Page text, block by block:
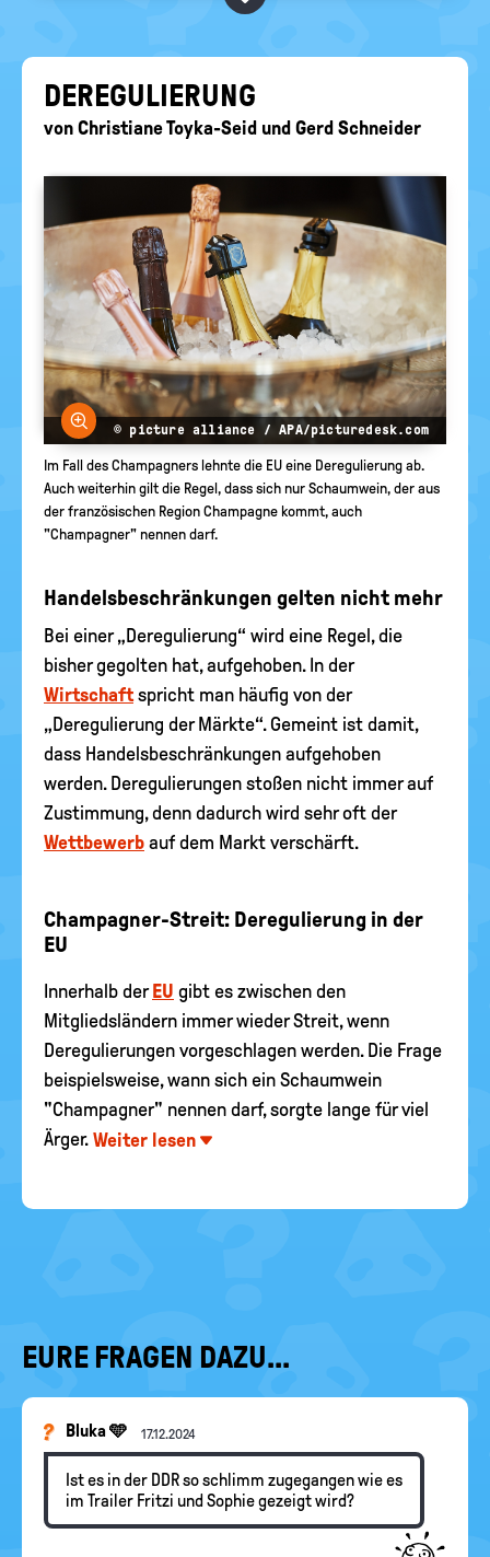
politische
EURE AKTUELLEN FRAGEN...
DE­RE­GU­LIE­RUNG
von Christiane Toyka-Seid und Gerd Schneider
Bild vergrößern
© picture alliance / APA/picturedesk.com
Im Fall des Champagners lehnte die EU eine Deregulierung ab.
Auch weiterhin gilt die Regel, dass sich nur Schaumwein, der aus
der französischen Region Champagne kommt, auch
"Champagner" nennen darf.
Handelsbeschränkungen gelten nicht mehr
Bei einer „Deregulierung“ wird eine Regel, die
bisher gegolten hat, aufgehoben. In der
Wirtschaftspricht man häufig von der
„Deregulierung der Märkte“. Gemeint ist damit,
dass Handelsbeschränkungen aufgehoben
werden. Deregulierungen stoßen nicht immer auf
Zustimmung, denn dadurch wird sehr oft der
Wettbewerb auf dem Markt verschärft.
Champagner-Streit: Deregulierung in der
EU
Innerhalb der EU gibt es zwischen den
Mitgliedsländern immer wieder Streit, wenn
Deregulierungen vorgeschlagen werden. Die Frage
beispielsweise, wann sich ein Schaumwein
"Champagner" nennen darf, sorgte lange für viel
Ärger. Weiter lesen
EURE FRAGEN DAZU...
Bluka 🩵 17.12.2024
Ist es in der DDR so schlimm zugegangen wie es
im Trailer Fritzi und Sophie gezeigt wird?